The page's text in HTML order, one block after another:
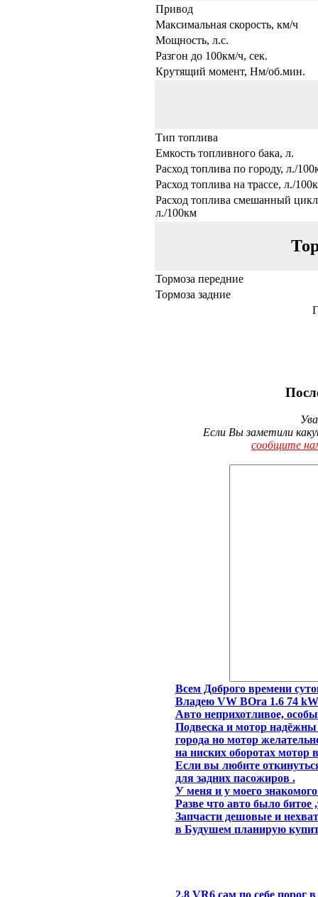
Привод
Максимальная скорость, км/ч
Мощность, л.с.
Разгон до 100км/ч, сек.
Крутящий момент, Нм/об.мин.
Тип топлива
Емкость топливного бака, л.
Расход топлива по городу, л./
Расход топлива на трассе, л./
Расход топлива смешанный
л./100км
Тормоза передние
Тормоза задние
Если Вы заметили
сообщите
Всем Доброго времени
Владею VW BOra 1.6 74
Авто неприхотливое,
Подвеска и мотор надёжны
города но мотор
на ниских оборотах мотор
Если вы любите
для задних пасожиров .
У меня и у моего
Разве что авто было
Запчасти дешовые и
в Будушем планирую
2.8 VR6 сам по себе порог